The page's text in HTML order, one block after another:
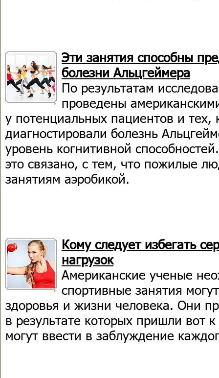
Эти занятия способны
болезни Альцгеймера
По результатам
проведены
у потенциальных пациентов и тех,
диагностировали болезнь
уровень когнитивной
это связано, с тем, что пожилые
занятиям аэробикой.
Кому следует избегать
нагрузок
Американские ученые
спортивные занятия
здоровья и жизни человека. Они
в результате которых пришли вот
могут ввести в заблуждение